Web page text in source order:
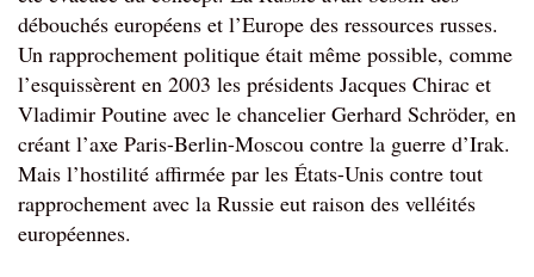
débouchés européens et l’Europe des ressources russes.
Un rapprochement politique était même possible, comme
l’esquissèrent en 2003 les présidents Jacques Chirac et
Vladimir Poutine avec le chancelier Gerhard Schröder, en
créant l’axe Paris-Berlin-Moscou contre la guerre d’Irak.
Mais l’hostilité affirmée par les États-Unis contre tout
rapprochement avec la Russie eut raison des velléités
européennes.